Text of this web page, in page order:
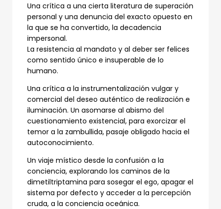
Una crítica a una cierta literatura de superación
personal y una denuncia del exacto opuesto en
la que se ha convertido, la decadencia
impersonal.
La resistencia al mandato y al deber ser felices
como sentido único e insuperable de lo
humano.
Una crítica a la instrumentalización vulgar y
comercial del deseo auténtico de realización e
iluminación. Un asomarse al abismo del
cuestionamiento existencial, para exorcizar el
temor a la zambullida, pasaje obligado hacia el
autoconocimiento.
Un viaje místico desde la confusión a la
conciencia, explorando los caminos de la
dimetiltriptamina para sosegar el ego, apagar el
sistema por defecto y acceder a la percepción
cruda, a la conciencia oceánica.